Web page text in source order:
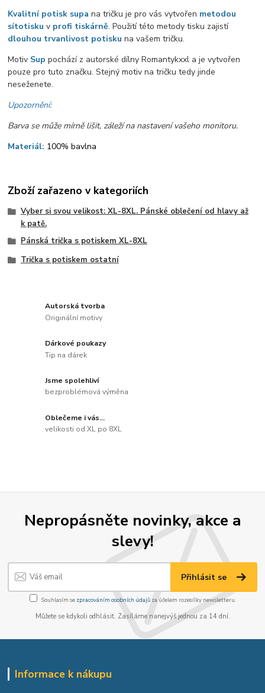
Autorská tvorba
Originální motivy
Dárkové poukazy
Tip na dárek
Jsme spolehliví
bezproblémová výměna
Oblečeme i vás...
velikosti od XL po 8XL
Kvalitní potisk supa na tričku je pro vás vytvořen metodou
sítotisku v profi tiskárně. Použití této metody tisku zajistí
dlouhou trvanlivost potisku na vašem tričku.
Motiv Sup pochází z autorské dílny Romantykxxl a je vytvořen
pouze pro tuto značku. Stejný motiv na tričku tedy jinde
neseženete.
Upozornění:
Barva se může mírně lišit, záleží na nastavení vašeho monitoru.
Materiál: 100% bavlna
Zboží zařazeno v kategoriích
Vyber si svou velikost: XL-8XL. Pánské oblečení od hlavy až
k patě.
Pánská trička s potiskem XL-8XL
Trička s potiskem ostatní
Nepropásněte novinky, akce a
slevy!
Přihlásit se
Souhlasím se zpracováním osobních údajůza účelem rozesílky newsletteru.
Můžete se kdykoli odhlásit. Zasíláme nanejvýš jednou za 14 dní.
Informace k nákupu